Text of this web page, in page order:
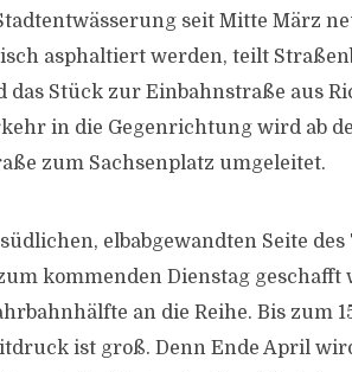
seit Mitte März
asphaltiert werden, teilt
Stück zur Einbahnstraße aus
in die Gegenrichtung wird ab
zum Sachsenplatz umgeleitet.
elbabgewandten Seite
kommenden Dienstag geschafft
an die Reihe. Bis zum
ist groß. Denn Ende April